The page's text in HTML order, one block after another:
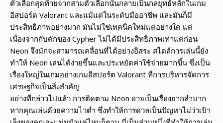
ตัวเลือกสุดท้ายจากสามตัวเลือกนั้นกลายเป็นกลยุทธ์หลักในเกม
อีสปอร์ต Valorant และแม้แต่ในระดับมืออาชีพ และมันก็มี
ประสิทธิภาพอย่างมาก มันไม่ใช่เทคนิคใหม่แต่อย่างใด แต่
เนื่องจากกับดักของ Cypher ไม่ได้มีประสิทธิภาพเท่าแต่ก่อน
Neon จึงมักจะสามารถเคลื่อนที่ได้อย่างอิสระ สไตล์การเล่นนี้ยัง
ทำให้ Neon เล่นได้ง่ายขึ้นและประหยัดค่าใช้จ่ายมากขึ้น ซึ่งเป็น
เรื่องใหญ่ในเกมอย่างเกมอีสปอร์ต Valorant ที่การบริหารจัดการ
เศรษฐกิจเป็นสิ่งสำคัญ
อย่างที่กล่าวไปแล้ว การติดตาม Neon อาจเป็นเรื่องยากลำบาก
หากคุณเล่นด้วยความไวต่ำ ซึ่งทำให้การดวลเป็นปัญหาไม่ว่าเป้า